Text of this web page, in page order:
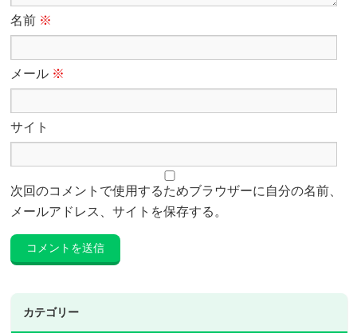
名前 ※
メール ※
サイト
次回のコメントで使用するためブラウザーに自分の名前、
メールアドレス、サイトを保存する。
カテゴリー